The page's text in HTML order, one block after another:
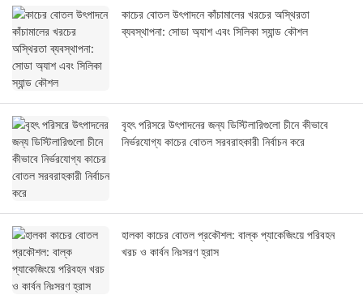
কাচের বোতল উৎপাদনে কাঁচামালের খরচের অস্থিরতা
ব্যবস্থাপনা: সোডা অ্যাশ এবং সিলিকা স্যান্ড কৌশল
বৃহৎ পরিসরে উৎপাদনের জন্য ডিস্টিলারিগুলো চীনে কীভাবে
নির্ভরযোগ্য কাচের বোতল সরবরাহকারী নির্বাচন করে
হালকা কাচের বোতল প্রকৌশল: বাল্ক প্যাকেজিংয়ে পরিবহন
খরচ ও কার্বন নিঃসরণ হ্রাস